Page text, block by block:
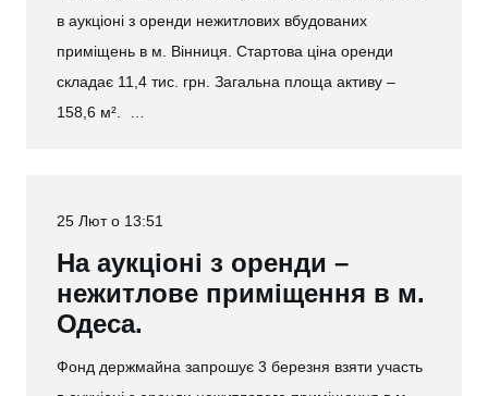
в аукціоні з оренди нежитлових вбудованих
приміщень в м. Вінниця. Стартова ціна оренди
складає 11,4 тис. грн. Загальна площа активу –
158,6 м². …
25 Лют о 13:51
На аукціоні з оренди –
нежитлове приміщення в м.
Одеса.
Фонд держмайна запрошує 3 березня взяти участь